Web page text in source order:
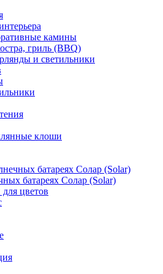
камины
гриль (BBQ)
и светильники
клоши
батареях Солар (Solar)
батареях Солар (Solar)
цветов